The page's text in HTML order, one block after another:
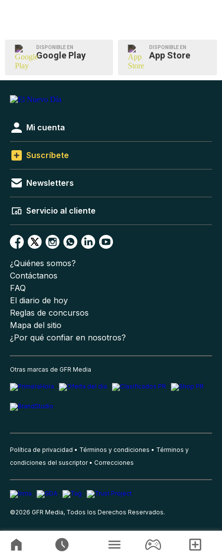
DISPONIBLE EN
Google Play
DISPONIBLE EN
App Store
Mi cuenta
Suscríbete
Newsletters
Servicio al cliente
¿Quiénes somos?
Contáctanos
FAQ
El diario de hoy
Reglas de concursos
Mapa del sitio
¿Por qué confiar en nosotros?
Otras marcas de GFR Media
Política de privacidad Términos y condiciones
Términos y
condiciones del suscriptor
Correcciones
©2026 GFR Media, Todos los Derechos Reservados.